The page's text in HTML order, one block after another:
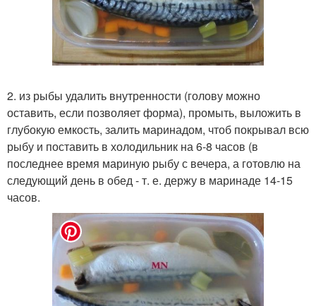
2. из рыбы удалить внутренности (голову можно
оставить, если позволяет форма), промыть, выложить в
глубокую емкость, залить маринадом, чтоб покрывал всю
рыбу и поставить в холодильник на 6-8 часов (в
последнее время мариную рыбу с вечера, а готовлю на
следующий день в обед - т. е. держу в маринаде 14-15
часов.